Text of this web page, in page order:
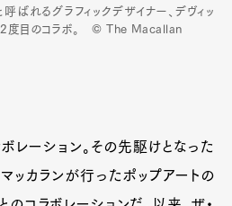
Pen tw
ばれるグラフィックデザイナー、デヴィッ
は2度目のコラボ。 © The Macallan
レーション。その先駆けとなった
ッカランが行ったポップアートの